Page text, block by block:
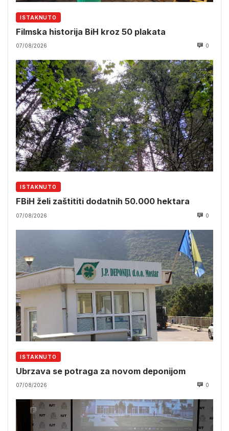
ISTAKNUTO
Filmska historija BiH kroz 50 plakata
07/08/2026 0
ISTAKNUTO
FBiH želi zaštititi dodatnih 50.000 hektara
07/08/2026 0
ISTAKNUTO
Ubrzava se potraga za novom deponijom
07/08/2026 0